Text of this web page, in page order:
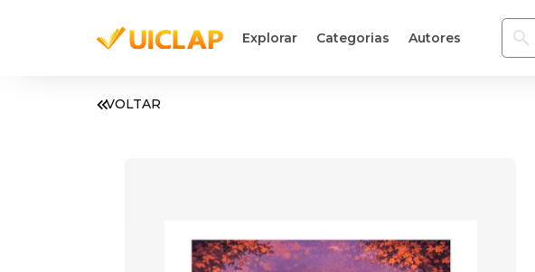
Explorar Categorias Autores
VOLTAR